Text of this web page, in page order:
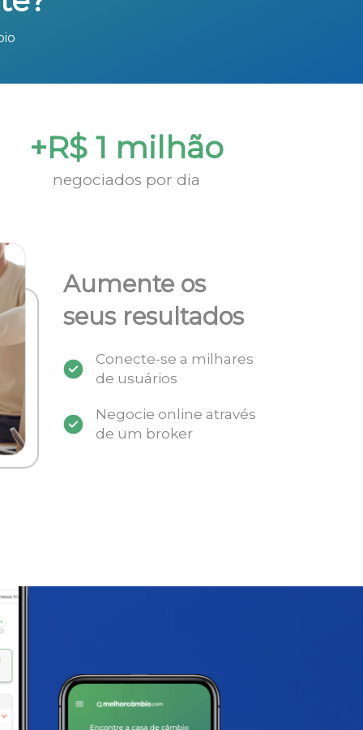
+R$ 1 milhão
negociados por dia
Aumente os
seus resultados
Conecte-se a milhares
de usuários
Negocie online através
de um broker